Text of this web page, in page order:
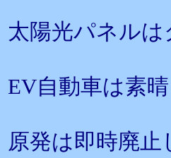
太陽光パネル
EV自動車は素
原発は即時廃